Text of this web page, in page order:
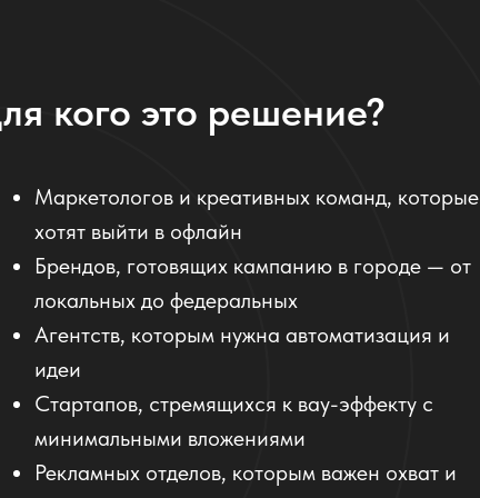
кого это решение?
Маркетологов и креативных команд, которые
хотят выйти в офлайн
Брендов, готовящих кампанию в городе — от
локальных до федеральных
Агентств, которым нужна автоматизация и
идеи
Стартапов, стремящихся к вау-эффекту с
минимальными вложениями
Рекламных отделов, которым важен охват и